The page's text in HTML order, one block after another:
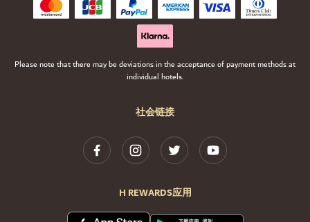
社会链接
H REWARDS应用
Please note that there may be deviations in the acceptance of payment methods at
individual hotels.